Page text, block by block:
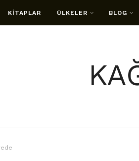
KİTAPLAR ÜLKELER BLOG